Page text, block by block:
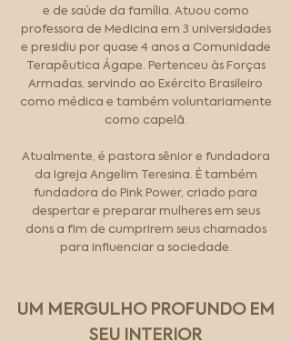
e de saúde da família. Atuou como
professora de Medicina em 3 universidades
e presidiu por quase 4 anos a Comunidade
Terapêutica Ágape. Pertenceu às Forças
Armadas, servindo ao Exército Brasileiro
como médica e também voluntariamente
como capelã.
Atualmente, é pastora sênior e fundadora
da Igreja Angelim Teresina. É também
fundadora do Pink Power, criado para
despertar e preparar mulheres em seus
dons a fim de cumprirem seus chamados
para influenciar a sociedade.
UM MERGULHO PROFUNDO EM
SEU INTERIOR